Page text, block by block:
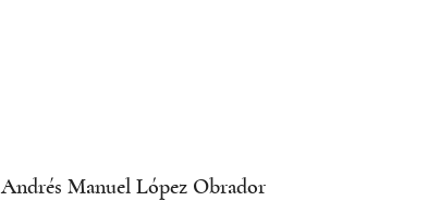
Andrés Manuel López Obrador